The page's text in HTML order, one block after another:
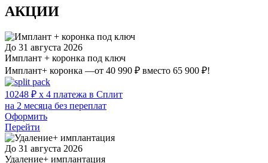
АКЦИИ
До 31 августа 2026
Имплант + коронка под ключ
Имплант+ коронка —от 40 990 ₽ вместо 65 900 ₽!
10248 ₽ x 4 платежа в Сплит
на 2 месяца без переплат
Оформить
Перейти
До 31 августа 2026
Удаление+ имплантация